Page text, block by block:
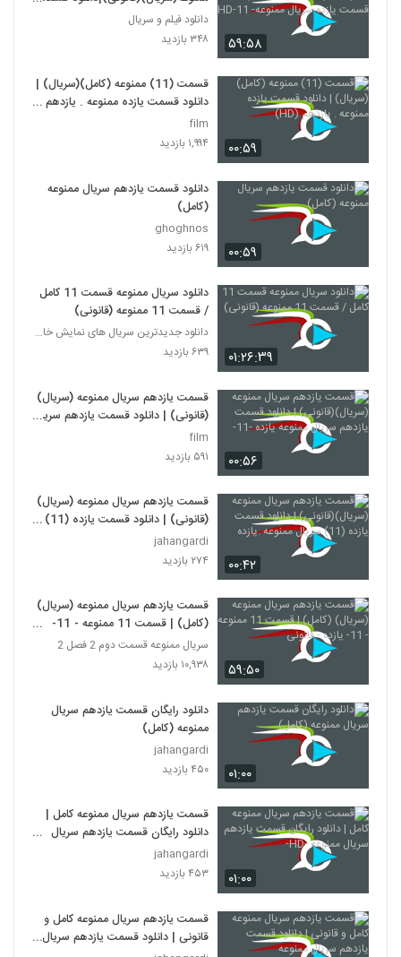
۵۹:۵۸
یازده سریال ممنوعه- 11-HD
دانلود فیلم و سریال
۳۴۸ بازدید
۰۰:۵۹
قسمت (11) ممنوعه (کامل)(سریال) |
دانلود قسمت یازده ممنوعه . یازدهم
(HD)
film
۱,۹۹۴ بازدید
۰۰:۵۹
دانلود قسمت یازدهم سریال ممنوعه
(کامل)
ghoghnos
۶۱۹ بازدید
۰۱:۲۶:۳۹
دانلود سریال ممنوعه قسمت 11 کامل
/ قسمت 11 ممنوعه (قانونی)
دانلود جدیدترین سریال های نمایش خانگی
۶۳۹ بازدید
۰۰:۵۶
قسمت یازدهم سریال ممنوعه (سریال)
(قانونی) | دانلود قسمت یازدهم سریال
ممنوعه یازده -11-
film
۵۹۱ بازدید
۰۰:۴۲
قسمت یازدهم سریال ممنوعه (سریال)
(قانونی) | دانلود قسمت یازده (11)
سریال ممنوعه .یازده
jahangardi
۲۷۴ بازدید
۵۹:۵۰
قسمت یازدهم سریال ممنوعه (سریال)
(کامل) | قسمت 11 ممنوعه - 11-
یازده - قانونی
سریال ممنوعه قسمت دوم 2 فصل 2
۱۰,۹۳۸ بازدید
۰۱:۰۰
دانلود رایگان قسمت یازدهم سریال
ممنوعه (کامل)
jahangardi
۴۵۰ بازدید
۰۱:۰۰
قسمت یازدهم سریال ممنوعه کامل |
دانلود رایگان قسمت یازدهم سریال
ممنوعه -HD-
jahangardi
۴۵۳ بازدید
قسمت یازدهم سریال ممنوعه کامل و
قانونی | دانلود قسمت یازدهم سریال